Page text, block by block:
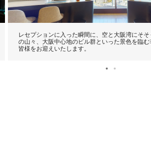
レセプションに入った瞬間に、空と大阪湾にそ
の山々、大阪中心地のビル群といった景色を臨
皆様をお迎えいたします。